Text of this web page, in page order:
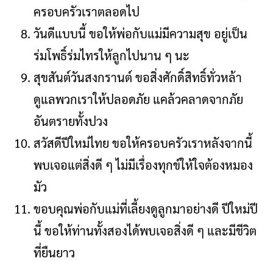
ครอบครัวเราตลอดไป
วันดีแบบนี้ ขอให้พ่อกับแม่มีความสุข อยู่เป็น
ร่มโพธิ์ร่มไทรให้ลูกไปนาน ๆ นะ
สุขสันต์วันสงกรานต์ ขอสิ่งศักดิ์สิทธิ์ทั่วหล้า
ดูแลพวกเราให้ปลอดภัย แคล้วคลาดจากภัย
อันตรายทั้งปวง
สวัสดีปีใหม่ไทย ขอให้ครอบครัวเราหลังจากนี้
พบเจอแต่สิ่งดี ๆ ไม่มีเรื่องทุกข์ให้ใจต้องหมอง
มัว
ขอบคุณพ่อกับแม่ที่เลี้ยงดูลูกมาอย่างดี ปีใหม่ปี
นี้ ขอให้ท่านทั้งสองได้พบเจอสิ่งดี ๆ และมีชีวิต
ที่ยืนยาว